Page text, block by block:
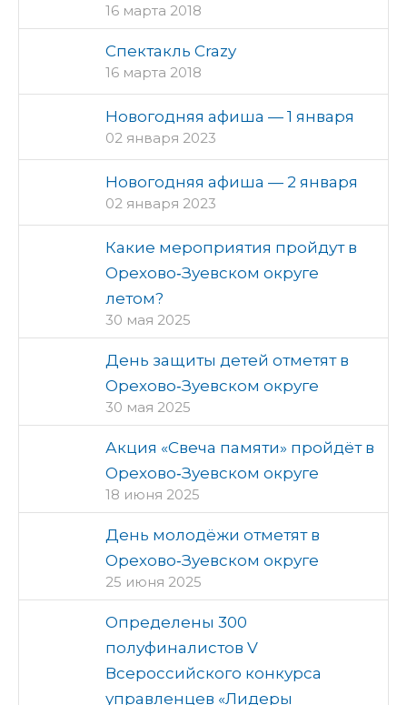
16 марта 2018
Спектакль Crazy
16 марта 2018
Новогодняя афиша — 1 января
02 января 2023
Новогодняя афиша — 2 января
02 января 2023
Какие мероприятия пройдут в
Орехово‑Зуевском округе
летом?
30 мая 2025
День защиты детей отметят в
Орехово‑Зуевском округе
30 мая 2025
Акция «Свеча памяти» пройдёт в
Орехово‑Зуевском округе
18 июня 2025
День молодёжи отметят в
Орехово‑Зуевском округе
25 июня 2025
Определены 300
полуфиналистов V
Всероссийского конкурса
управленцев «Лидеры